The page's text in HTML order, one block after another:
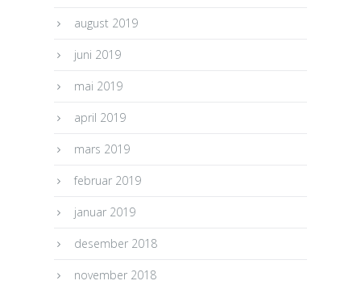
august 2019
juni 2019
mai 2019
april 2019
mars 2019
februar 2019
januar 2019
desember 2018
november 2018